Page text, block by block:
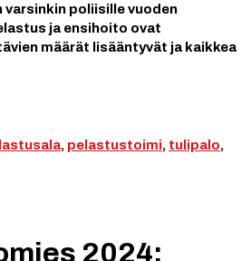
varsinkin poliisille vuoden
ja ensihoito ovat
määrät lisääntyvät ja kaikkea
, pelastustoimi, tulipalo,
2024: